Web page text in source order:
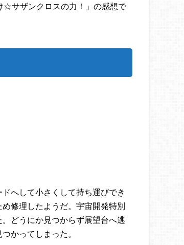
☆サザンクロスの力！」の感想で
へして小さくして持ち運びでき
修理したようだ。宇宙開発特別
どうにか見つからず展望台へ逃
かってしまった。